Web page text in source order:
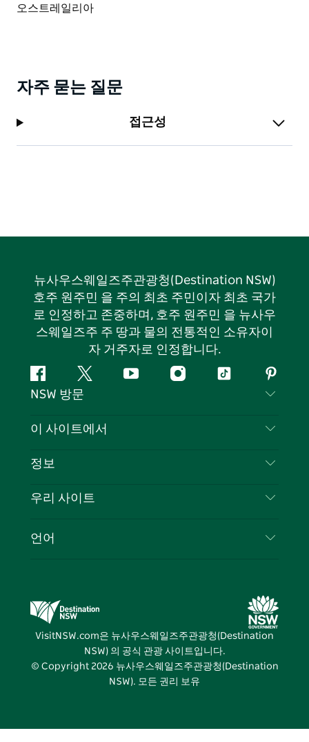
자주 묻는 질문
접근성
뉴사우스웨일즈주관광청(Destination NSW)
호주 원주민 을 주의 최초 주민이자 최초 국가
로 인정하고 존중하며, 호주 원주민 을 뉴사우
스웨일즈주 주 땅과 물의 전통적인 소유자이
자 거주자로 인정합니다.
페
이
북
지
다
유
인
틱
핀
터
스
NSW 방문
문의하기
쿠키 고지
이 사이트에서
목적지
이벤트
정보
여행 정보
뉴사우스웨일즈주 의 사업
우리 사이트
뉴사우스웨일즈주관광청(Destination NSW) 미디
어 센터
비비드 시드니(Vivid Sydney)
언어
VisitNSW.com은 뉴사우스웨일즈주관광청(Destination
NSW) 의 공식 관광 사이트입니다.
© Copyright 2026 뉴사우스웨일즈주관광청(Destination
NSW). 모든 권리 보유